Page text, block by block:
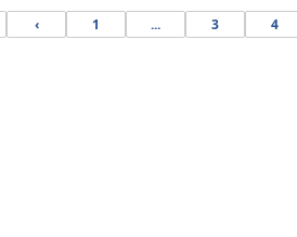
‹ 1 ... 3 4